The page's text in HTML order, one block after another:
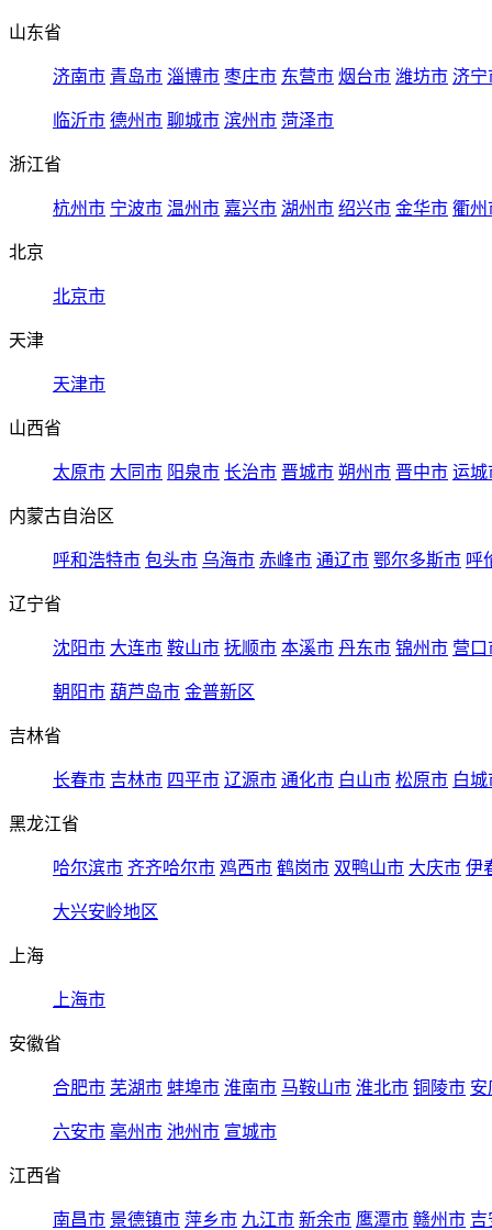
山东省
济南市 青岛市 淄博市 枣庄市 东营市 烟台市 潍坊市 济宁
临沂市 德州市 聊城市 滨州市 菏泽市
浙江省
杭州市 宁波市 温州市 嘉兴市 湖州市 绍兴市 金华市 衢州
北京
北京市
天津
天津市
山西省
太原市 大同市 阳泉市 长治市 晋城市 朔州市 晋中市 运城
内蒙古自治区
呼和浩特市 包头市 乌海市 赤峰市 通辽市 鄂尔多斯市 呼
辽宁省
沈阳市 大连市 鞍山市 抚顺市 本溪市 丹东市 锦州市 营口
朝阳市 葫芦岛市 金普新区
吉林省
长春市 吉林市 四平市 辽源市 通化市 白山市 松原市 白城
黑龙江省
哈尔滨市 齐齐哈尔市 鸡西市 鹤岗市 双鸭山市 大庆市 伊
大兴安岭地区
上海
上海市
安徽省
合肥市 芜湖市 蚌埠市 淮南市 马鞍山市 淮北市 铜陵市 安
六安市 亳州市 池州市 宣城市
江西省
南昌市 景德镇市 萍乡市 九江市 新余市 鹰潭市 赣州市 吉